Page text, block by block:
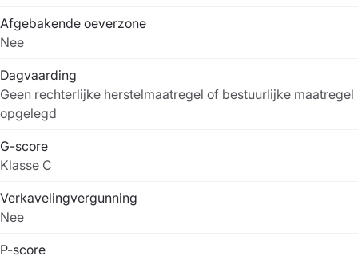
Afgebakende oeverzone
Nee
Dagvaarding
Geen rechterlijke herstelmaatregel of bestuurlijke maatregel
opgelegd
G-score
Klasse C
Verkavelingvergunning
Nee
P-score